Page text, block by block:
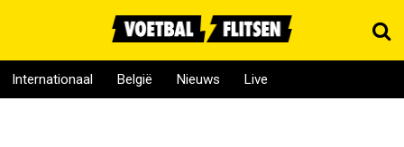
Internationaal België Nieuws Live